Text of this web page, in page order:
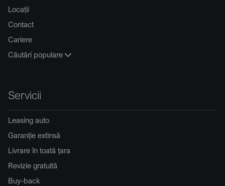
Locații
Contact
Cariere
Căutări populare
Servicii
Leasing auto
Garanție extinsă
Livrare în toată țara
Revizie gratuită
Buy-back